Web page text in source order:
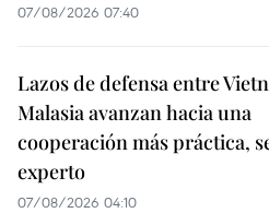
07/08/2026 07:40
Lazos de defensa entre
Malasia avanzan hacia una
cooperación más práctica,
experto
07/08/2026 04:10